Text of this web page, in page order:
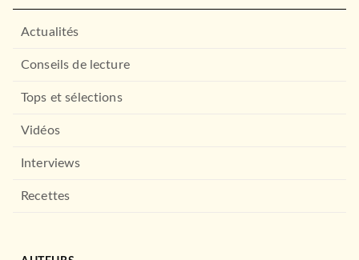
Actualités
Conseils de lecture
Tops et sélections
Vidéos
Interviews
Recettes